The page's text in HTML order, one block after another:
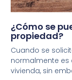
¿Cómo se
propiedad?
Cuando se
normalmente
vivienda, sin